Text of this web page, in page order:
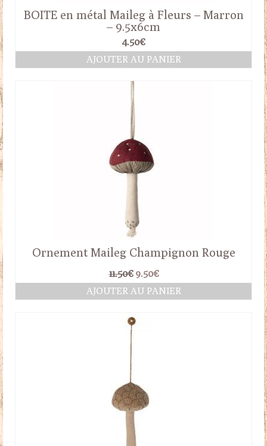
BOITE en métal Maileg à Fleurs – Marron
– 9.5x6cm
4.50€
AJOUTER AU PANIER
Ornement Maileg Champignon Rouge
11.50€ Le
prix
initial
11.50€.
9.50€Le
prix
actuel
AJOUTER AU PANIER